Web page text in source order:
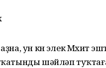
ун көн элек Мөхит
ҡатынды шәйләп